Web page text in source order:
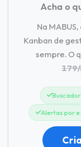
Acha o
Na
Kanban de
sempre. O
Alertas por